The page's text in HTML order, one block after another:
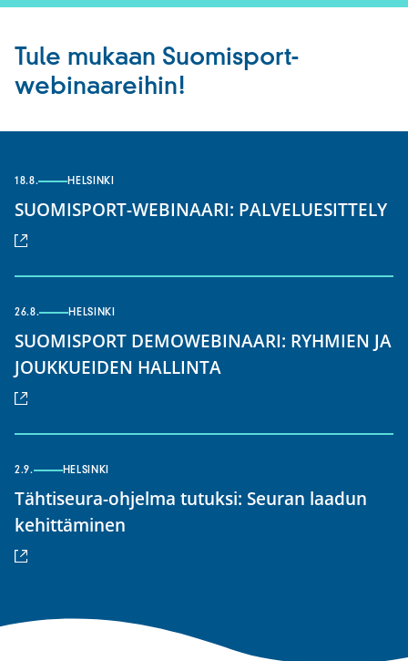
Tule mukaan Suomisport-
webinaareihin!
18.8. HELSINKI
SUOMISPORT-WEBINAARI: PALVELUESITTELY
26.8. HELSINKI
SUOMISPORT DEMOWEBINAARI: RYHMIEN JA
JOUKKUEIDEN HALLINTA
2.9. HELSINKI
Tähtiseura-ohjelma tutuksi: Seuran laadun
kehittäminen